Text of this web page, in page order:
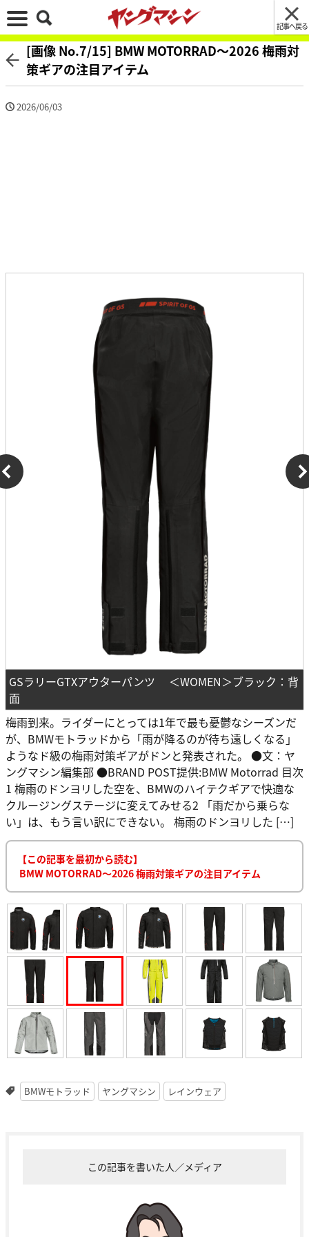
記事へ戻る
[画像 No.7/15] BMW MOTORRAD〜2026 梅雨対
策ギアの注目アイテム
2026/06/03
GSラリーGTXアウターパンツ ＜WOMEN＞ブラック：背
面
梅雨到来。ライダーにとっては1年で最も憂鬱なシーズンだ
が、BMWモトラッドから「雨が降るのが待ち遠しくなる」
ようなド級の梅雨対策ギアがドンと発表された。 ●文：ヤ
ングマシン編集部 ●BRAND POST提供:BMW Motorrad 目次
1 梅雨のドンヨリした空を、BMWのハイテクギアで快適な
クルージングステージに変えてみせる2 「雨だから乗らな
い」は、もう言い訳にできない。 梅雨のドンヨリした […]
【この記事を最初から読む】
BMW MOTORRAD〜2026 梅雨対策ギアの注目アイテム
BMWモトラッド ヤングマシン レインウェア
この記事を書いた人／メディア